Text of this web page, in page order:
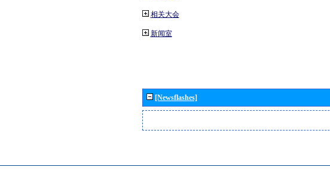
相关大会
新闻室
[Newsflashes]